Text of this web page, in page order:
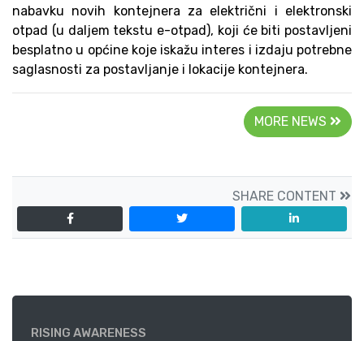
nabavku novih kontejnera za električni i elektronski
otpad (u daljem tekstu e-otpad), koji će biti postavljeni
besplatno u općine koje iskažu interes i izdaju potrebne
saglasnosti za postavljanje i lokacije kontejnera.
MORE NEWS
SHARE CONTENT
RISING AWARENESS